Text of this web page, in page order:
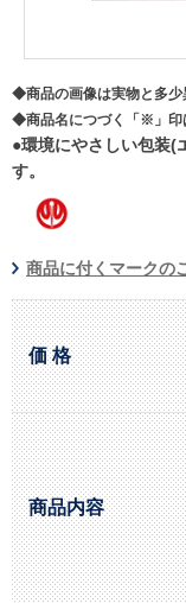
◆商品の画像は実物と多少
◆商品名につづく「※」印
●環境にやさしい包装(
す。
商品に付くマークの
価 格
商品内容